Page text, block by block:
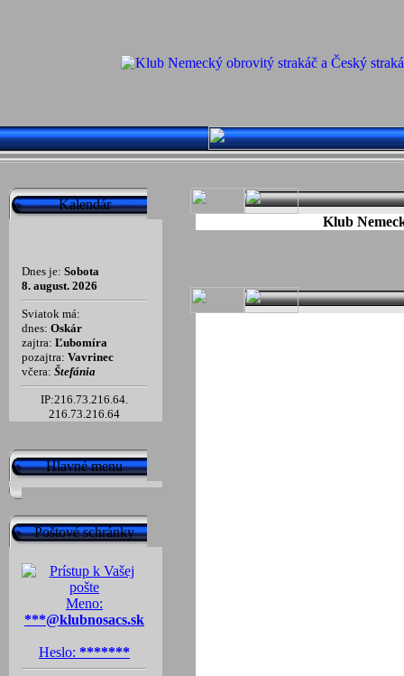
Kalendár
Dnes je: Sobota
8. august. 2026
Sviatok má:
dnes: Oskár
zajtra: Ľubomíra
pozajtra: Vavrinec
včera: Štefánia
IP:216.73.216.64.
216.73.216.64
Hlavné menu
Poštové schránky
Meno:
***@klubnosacs.sk
Heslo: *******
Klub